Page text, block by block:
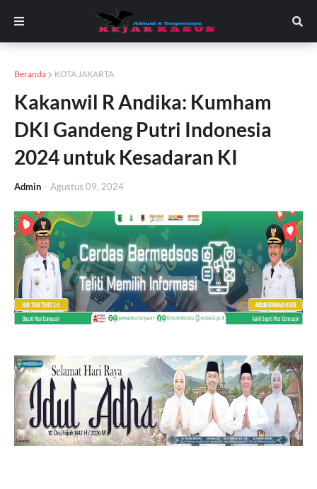
Beranda KOTA JAKARTA
Kakanwil R Andika: Kumham
DKI Gandeng Putri Indonesia
2024 untuk Kesadaran KI
Admin - Agustus 09, 2024